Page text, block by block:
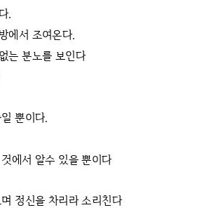
.
에서 조여온다.
는 분노를 보인다
뿐이다.
에서 알수 있을 뿐이다
정신을 차리라 소리친다